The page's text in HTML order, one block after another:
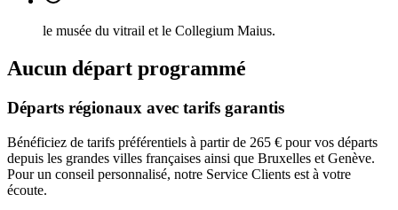
le musée du vitrail et le Collegium Maius.
Aucun départ programmé
Départs régionaux avec tarifs garantis
Bénéficiez de tarifs préférentiels à partir de 265 € pour vos départs
depuis les grandes villes françaises ainsi que Bruxelles et Genève.
Pour un conseil personnalisé, notre Service Clients est à votre
écoute.